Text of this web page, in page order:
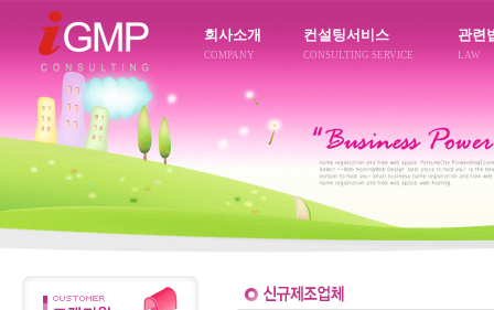
회사소개
COMPANY
컨설팅서비스
CONSULTING SERVICE
관련
LAW